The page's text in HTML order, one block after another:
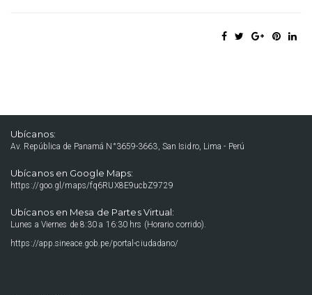
Ubícanos:
Av. República de Panamá N°3659-3663, San Isidro, Lima - Perú
Ubícanos en Google Maps:
https://goo.gl/maps/fq6RUX8E9ucbZ9729
Ubícanos en Mesa de Partes Virtual:
Lunes a Viernes de 8:30 a 16:30 hrs (Horario corrido).
https://app.sineace.gob.pe/portal-ciudadano/